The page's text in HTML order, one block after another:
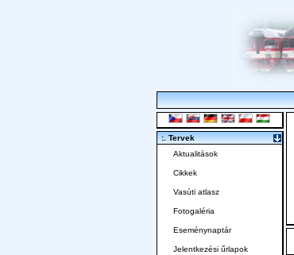
:. Tervek
Aktualitások
Cikkek
Vasúti atlasz
Fotogaléria
Eseménynaptár
Jelentkezési űrlapok